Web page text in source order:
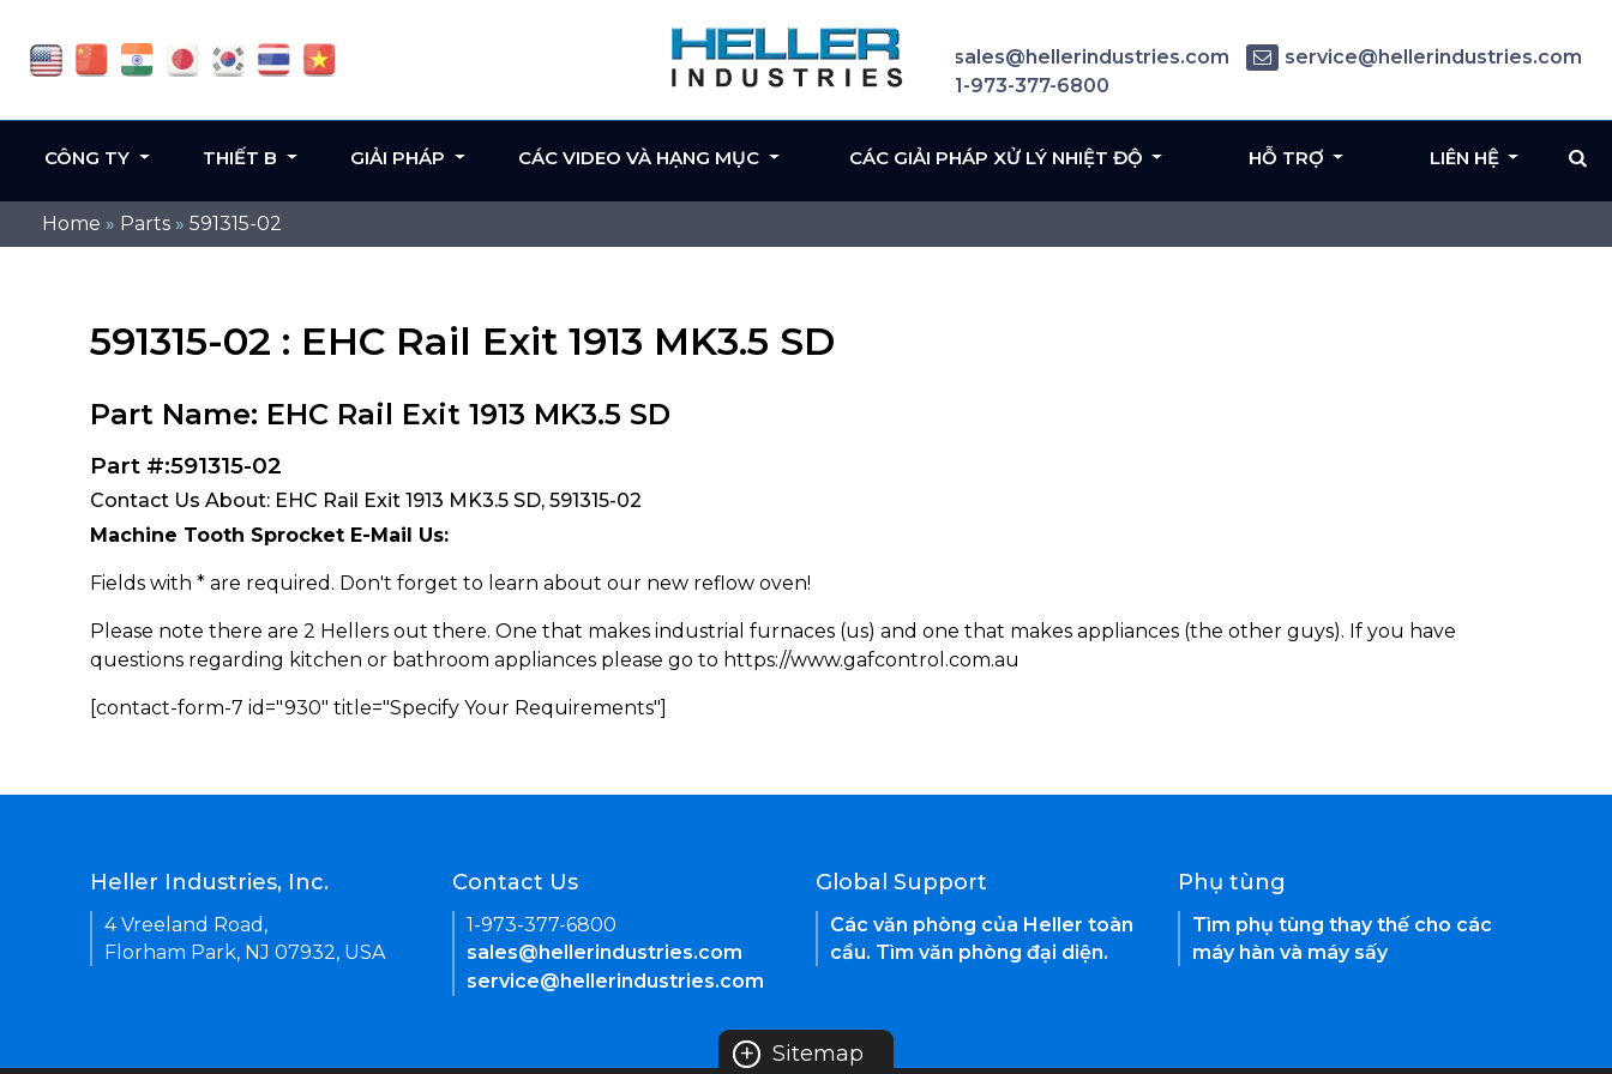
Home » Parts » 591315-02
591315-02 : EHC Rail Exit 1913 MK3.5 SD
Part Name: EHC Rail Exit 1913 MK3.5 SD
Part #:591315-02
Contact Us About: EHC Rail Exit 1913 MK3.5 SD, 591315-02
Machine Tooth Sprocket E-Mail Us:
Fields with * are required. Don't forget to learn about our new reflow oven!
Please note there are 2 Hellers out there. One that makes industrial furnaces (us) and one that makes appliances (the other guys). If you have
questions regarding kitchen or bathroom appliances please go to https://www.gafcontrol.com.au
[contact-form-7 id="930" title="Specify Your Requirements"]
sales@hellerindustries.com
service@hellerindustries.com
1-973-377-6800
CÔNG TY THIẾT B GIẢI PHÁP CÁC VIDEO VÀ HẠNG MỤC CÁC GIẢI PHÁP XỬ LÝ NHIỆT ĐỘ HỖ TRỢ LIÊN HỆ
Heller Industries, Inc.
4 Vreeland Road,
Florham Park, NJ 07932, USA
Contact Us
1-973-377-6800
sales@hellerindustries.com
service@hellerindustries.com
Global Support
Các văn phòng của Heller toàn
cầu. Tìm văn phòng đại diện.
Phụ tùng
Tìm phụ tùng thay thế cho các
máy hàn và máy sấy
+ Sitemap